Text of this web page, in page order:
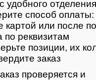
удобного отделения
способ
картой или после
по реквизитам
позиции, их
заказ
проверяется и